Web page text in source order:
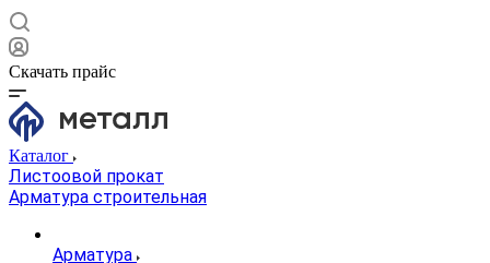
Скачать прайс
Каталог
Листоовой прокат
Арматура строительная
Арматура